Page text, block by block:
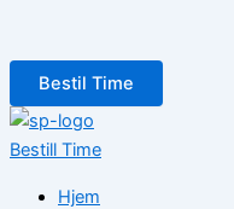
Bestil Time
Bestill Time
Hjem